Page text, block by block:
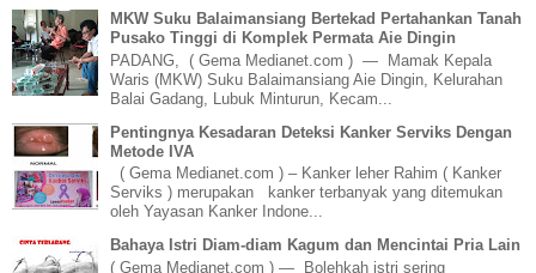
MKW Suku Balaimansiang Bertekad Pertahankan Tanah
Pusako Tinggi di Komplek Permata Aie Dingin
PADANG, ( Gema Medianet.com ) — Mamak Kepala
Waris (MKW) Suku Balaimansiang Aie Dingin, Kelurahan
Balai Gadang, Lubuk Minturun, Kecam...
Pentingnya Kesadaran Deteksi Kanker Serviks Dengan
Metode IVA
( Gema Medianet.com ) – Kanker leher Rahim ( Kanker
Serviks ) merupakan kanker terbanyak yang ditemukan
oleh Yayasan Kanker Indone...
Bahaya Istri Diam-diam Kagum dan Mencintai Pria Lain
( Gema Medianet.com ) — Bolehkah istri sering